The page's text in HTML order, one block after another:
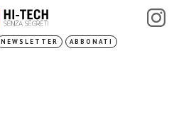
NEWSLETTER ABBONATI